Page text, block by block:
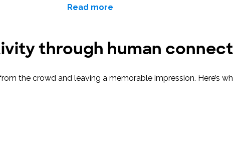
Read more
through human
the crowd and leaving a memorable impression. Here’s